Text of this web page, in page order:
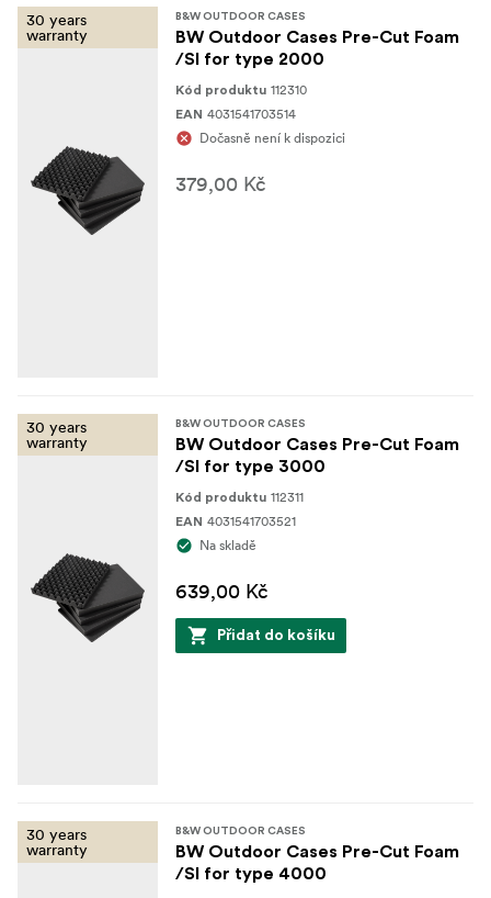
30 years
warranty
B&W OUTDOOR CASES
BW Outdoor Cases Pre-Cut Foam
/SI for type 2000
Kód produktu 112310
EAN 4031541703514
Dočasně není k dispozici
379,00 Kč
30 years
warranty
B&W OUTDOOR CASES
BW Outdoor Cases Pre-Cut Foam
/SI for type 3000
Kód produktu 112311
EAN 4031541703521
Na skladě
639,00 Kč
Přidat do košíku
30 years
warranty
B&W OUTDOOR CASES
BW Outdoor Cases Pre-Cut Foam
/SI for type 4000